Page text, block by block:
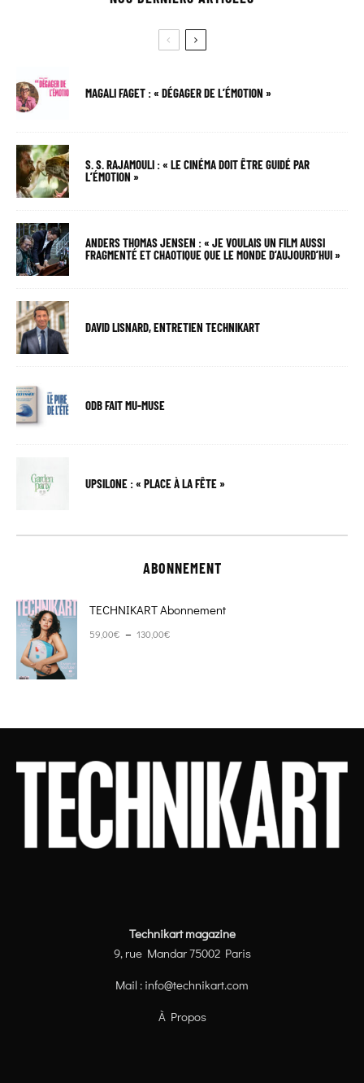
MAGALI FAGET : « DÉGAGER DE L’ÉMOTION »
S. S. RAJAMOULI : « LE CINÉMA DOIT ÊTRE GUIDÉ PAR
L’ÉMOTION »
ANDERS THOMAS JENSEN : « JE VOULAIS UN FILM AUSSI
FRAGMENTÉ ET CHAOTIQUE QUE LE MONDE D’AUJOURD’HUI »
DAVID LISNARD, ENTRETIEN TECHNIKART
ODB FAIT MU-MUSE
UPSILONE : « PLACE À LA FÊTE »
ABONNEMENT
TECHNIKART Abonnement
59,00€ – 130,00€
Technikart magazine
9, rue Mandar 75002 Paris
Mail : info@technikart.com
À Propos